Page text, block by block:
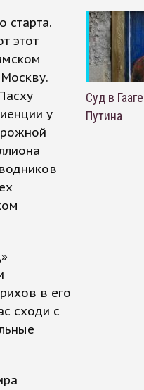
старта.
этот
у
в его
сходи с
Суд в
Путина